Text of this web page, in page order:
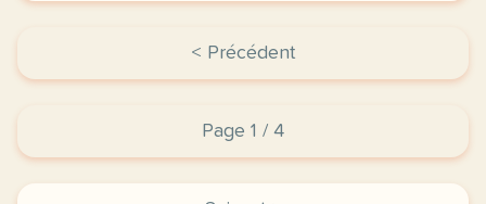
< Précédent
Page 1 / 4